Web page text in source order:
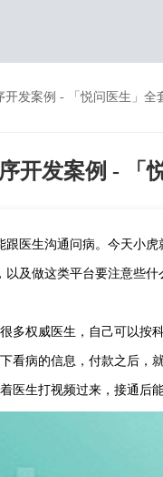
开发案例 - 「悦问医生」全
开发案例 - 「
医生沟通问病。今天小虎
以及做这类平台要注意些什
多权威医生，自己可以按
看病的信息，付款之后，
医生打视频过来，接通后